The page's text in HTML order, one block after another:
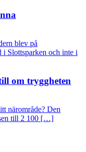
blev på
i Slottsparken och inte i
om tryggheten
närområde? Den
till 2 100 […]